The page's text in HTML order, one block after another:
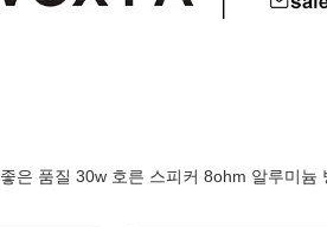
좋은 품질 30w 호른 스피커 8ohm 알루미늄